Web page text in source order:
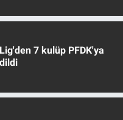
7 kulüp PFDK'ya